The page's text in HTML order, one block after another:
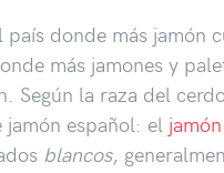
país donde más jamón
más jamones y
Según la raza del
jamón español: el
blancos,